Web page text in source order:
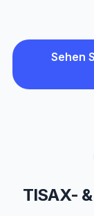
Sehen
TISAX-